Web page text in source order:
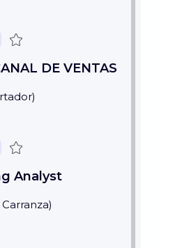
Guardar
DE VENTAS
)
Guardar
Analyst
)